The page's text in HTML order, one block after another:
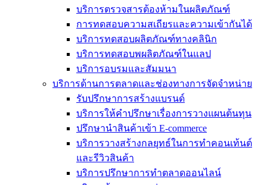
บริการตรวจสารต้องห้ามในผลิตภัณฑ์
การทดสอบความสเถียรและความเข้ากันได้
บริการทดสอบผลิตภัณฑ์ทางคลินิก
บริการทดสอบพผลิตภัณฑ์ในแลป
บริการอบรมและสัมมนา
บริการด้านการตลาดและช่องทางการจัดจำหน่าย
รับปรึกษาการสร้างแบรนด์
บริการให้คำปรึกษาเรื่องการวางแผนต้นทุน
ปรึกษานำสินค้าเข้า E-commerce
บริการวางสร้างกลยุทธ์ในการทำคอนเท้นต์
และรีวิวสินค้า
บริการปรึกษาการทำตลาดออนไลน์